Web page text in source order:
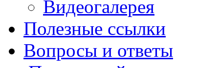
Видеогалерея
Полезные ссылки
Вопросы и ответы